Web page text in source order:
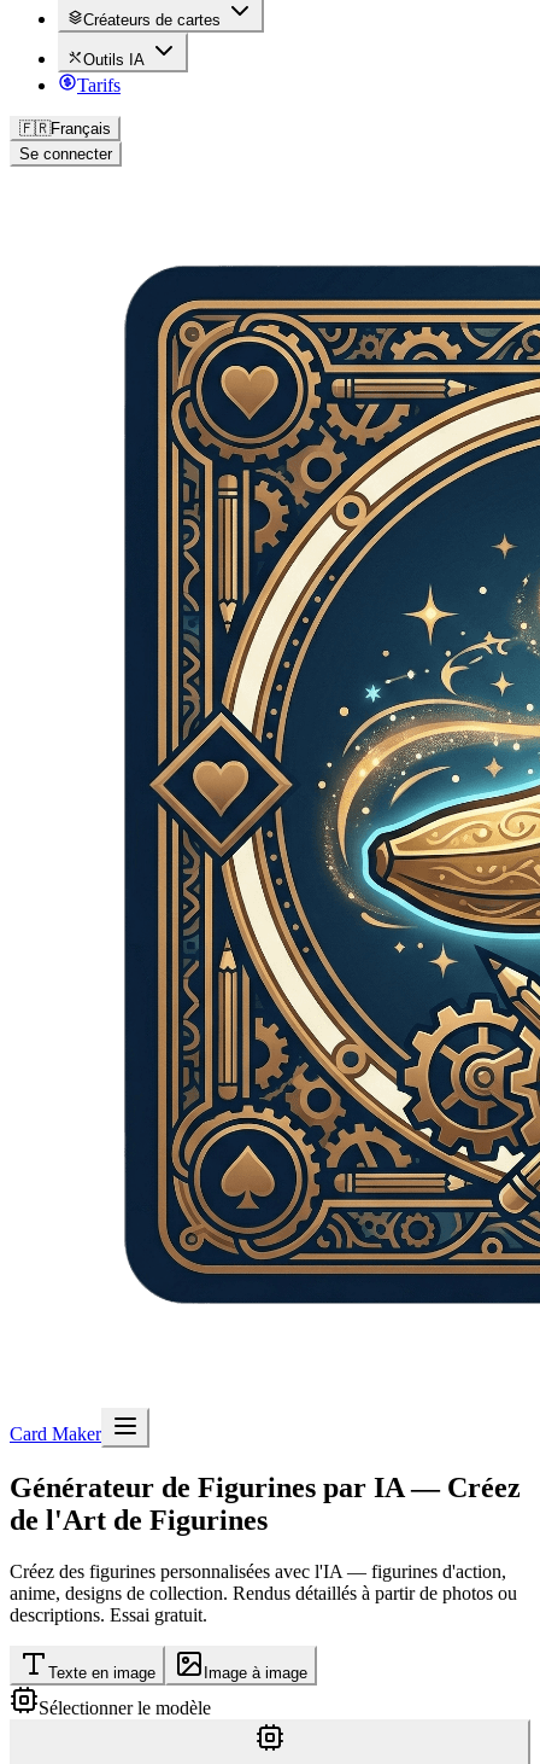
Créateurs de cartes
Outils IA
Tarifs
🇫🇷Français
Se connecter
Card Maker
Générateur de Figurines par IA — Créez
de l'Art de Figurines
Créez des figurines personnalisées avec l'IA — figurines d'action,
anime, designs de collection. Rendus détaillés à partir de photos ou
descriptions. Essai gratuit.
Texte en image Image à image
Sélectionner le modèle